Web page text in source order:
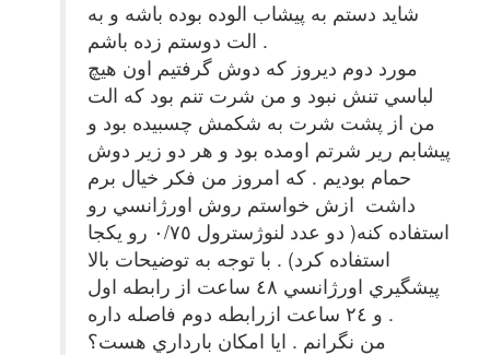
شايد دستم به پيشاب الوده بوده باشه و به
الت دوستم زده باشم .
مورد دوم ديروز كه دوش گرفتيم اون هيچ
لباسي تنش نبود و من شرت تنم بود كه الت
من از پشت شرت به شكمش چسبيده بود و
پيشابم رير شرتم اومده بود و هر دو زير دوش
حمام بوديم . كه امروز من فكر خيال برم
داشت ازش خواستم روش اورژانسي رو
استفاده كنه( دو عدد لنوژسترول ٠/٧٥ رو يكجا
استفاده كرد) . با توجه به توضيحات بالا
پيشگيري اورژانسي ٤٨ ساعت از رابطه اول
و ٢٤ ساعت ازرابطه دوم فاصله داره .
من نگرانم . ايا امكان بارداري هست؟